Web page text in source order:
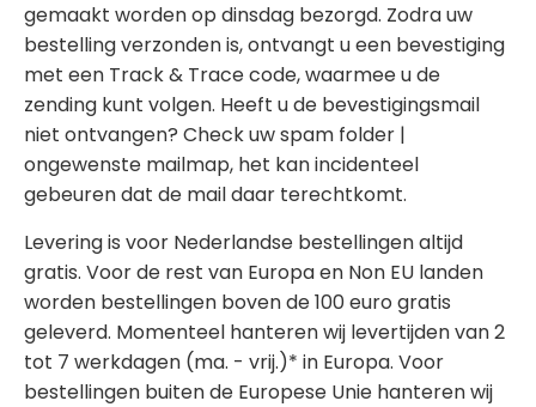
gemaakt worden op dinsdag bezorgd. Zodra uw
bestelling verzonden is, ontvangt u een bevestiging
met een Track & Trace code, waarmee u de
zending kunt volgen. Heeft u de bevestigingsmail
niet ontvangen? Check uw spam folder |
ongewenste mailmap, het kan incidenteel
gebeuren dat de mail daar terechtkomt.
Levering is voor Nederlandse bestellingen altijd
gratis. Voor de rest van Europa en Non EU landen
worden bestellingen boven de 100 euro gratis
geleverd. Momenteel hanteren wij levertijden van 2
tot 7 werkdagen (ma. - vrij.)* in Europa. Voor
bestellingen buiten de Europese Unie hanteren wij